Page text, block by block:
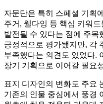
자문단은 특히 스페셜 기획
주거, 웰다잉 등 핵심 키워
발전될 수 있다는 점에 주목
긍정적으로 평가됐지만, 각
부족했다는 의견도 있었다.
장기 기획으로 이어갈 필요
표지 디자인의 변화도 주요
기존의 인물 중심에서 풍경